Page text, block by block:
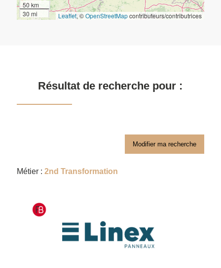
50 km
30 mi
Leaflet, ©OpenStreetMapcontributeurs/contributrices
Résultat de recherche pour :
Modifier ma recherche
Métier : 2nd Transformation